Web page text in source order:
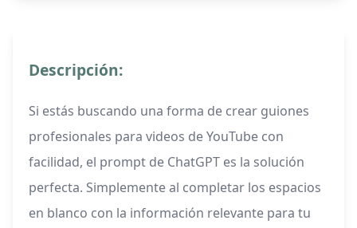
Descripción:
Si estás buscando una forma de crear guiones
profesionales para videos de YouTube con
facilidad, el prompt de ChatGPT es la solución
perfecta. Simplemente al completar los espacios
en blanco con la información relevante para tu